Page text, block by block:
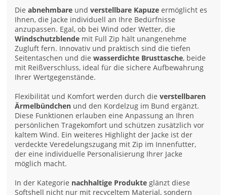
Dieabnehmbare undverstellbare Kapuze ermöglicht es
Ihnen, die Jacke individuell an Ihre Bedürfnisse
anzupassen. Egal, ob bei Wind oder Wetter, die
Windschutzblende mit Full Zip hält unangenehme
Zugluft fern. Innovativ und praktisch sind die tiefen
Seitentaschen und diewasserdichte Brusttasche, beide
mit Reißverschluss, ideal für die sichere Aufbewahrung
Ihrer Wertgegenstände.
Flexibilität und Komfort werden durch dieverstellbaren
Ärmelbündchen und den Kordelzug im Bund ergänzt.
Diese Funktionen erlauben eine Anpassung an Ihren
persönlichen Tragekomfort und schützen zusätzlich vor
kaltem Wind. Ein weiteres Highlight der Jacke ist der
verdeckte Veredelungszugang mit Zip im Innenfutter,
der eine individuelle Personalisierung Ihrer Jacke
möglich macht.
In der Kategorie nachhaltige Produkte glänzt diese
Softshell nicht nur mit recyceltem Material, sondern